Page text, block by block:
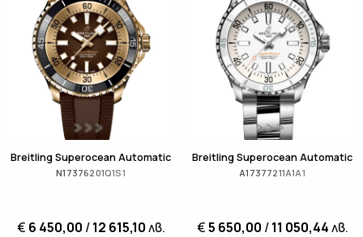
Breitling Superocean Automatic
N17376201Q1S1
€ 6 450,00 /12 615,10лв.
Breitling Superocean Automatic
A17377211A1A1
€5 650,00 /11 050,44лв.